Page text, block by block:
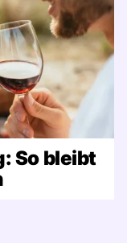
So bleibt